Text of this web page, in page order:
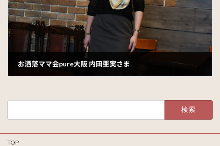
お洒落ママ会pure大阪 内田亜実さま
TOP